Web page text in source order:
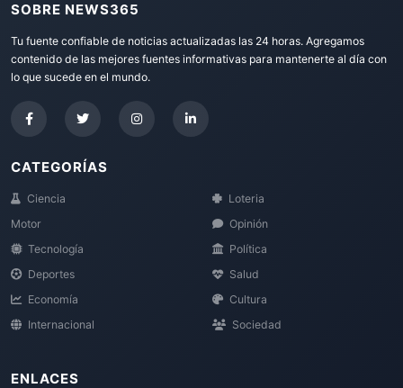
SOBRE NEWS365
Tu fuente confiable de noticias actualizadas las 24 horas. Agregamos
contenido de las mejores fuentes informativas para mantenerte al día con
lo que sucede en el mundo.
CATEGORÍAS
Ciencia
Motor
Tecnología
Deportes
Economía
Internacional
Loteria
Opinión
Política
Salud
Cultura
Sociedad
ENLACES